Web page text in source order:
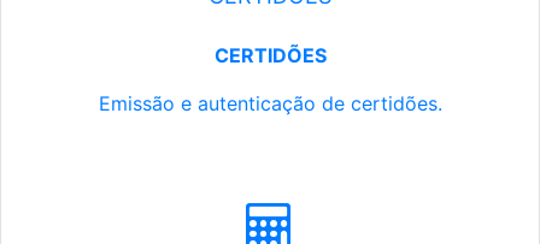
CERTIDÕES
Emissão e autenticação de certidões.